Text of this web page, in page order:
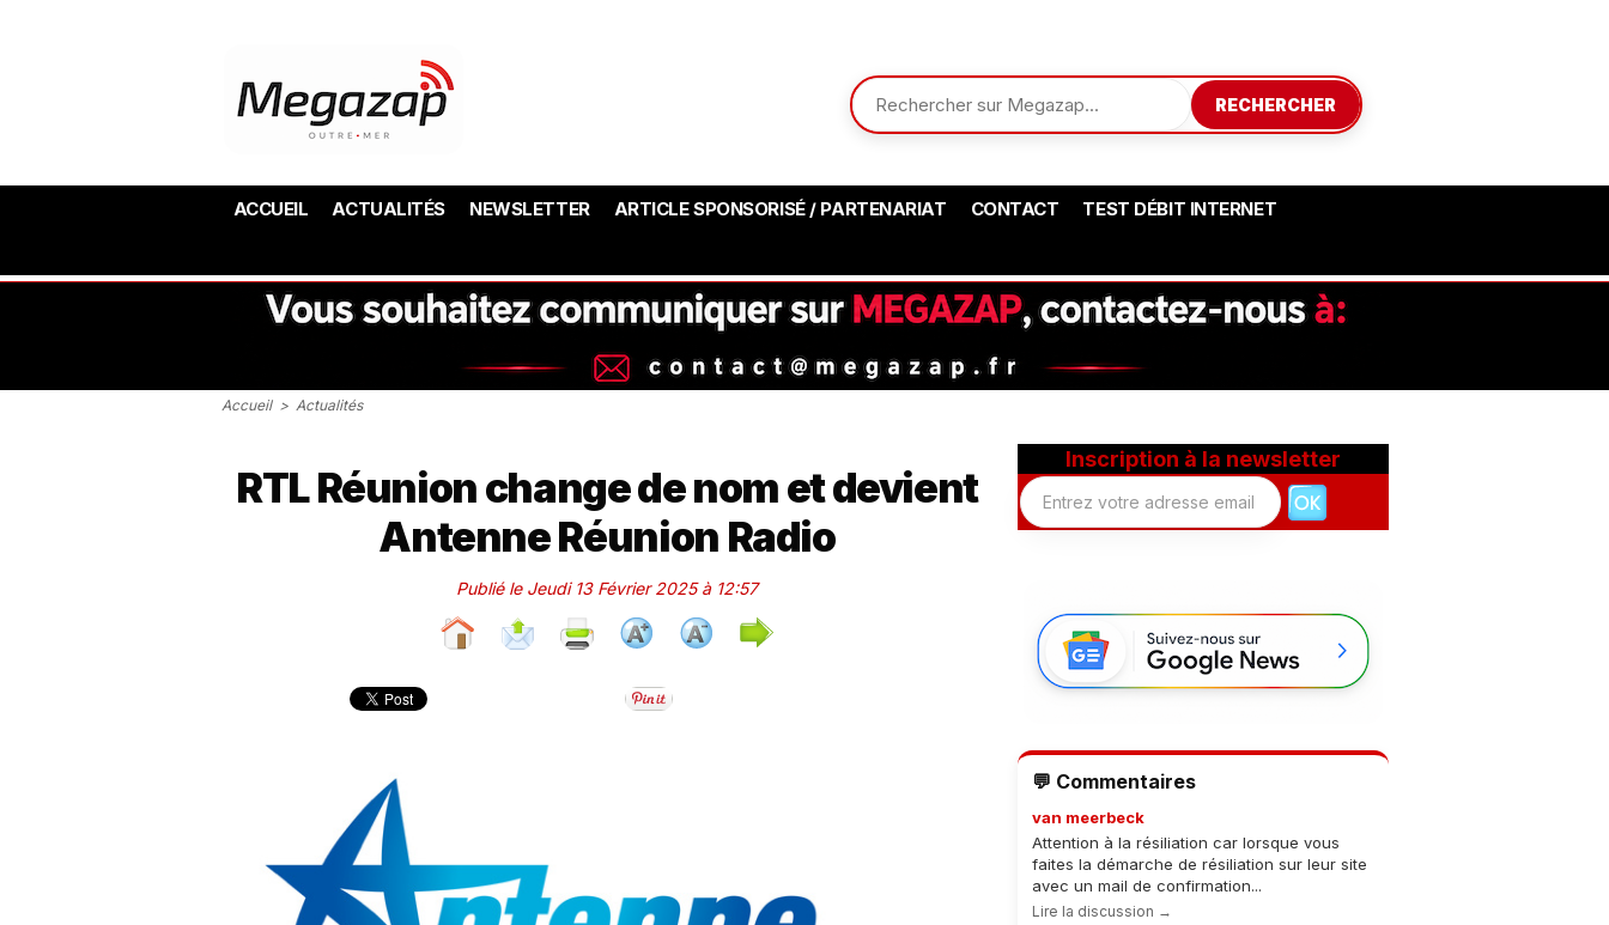
RECHERCHER
ACCUEIL ACTUALITÉS NEWSLETTER ARTICLE SPONSORISÉ / PARTENARIAT CONTACT TEST DÉBIT INTERNET
Accueil > Actualités
RTL Réunion change de nom et devient
Antenne Réunion Radio
Publié le Jeudi 13 Février 2025 à 12:57
Inscription à la newsletter
💬 Commentaires
van meerbeck
Attention à la résiliation car lorsque vous
faites la démarche de résiliation sur leur site
avec un mail de confirmation...
Lire la discussion →